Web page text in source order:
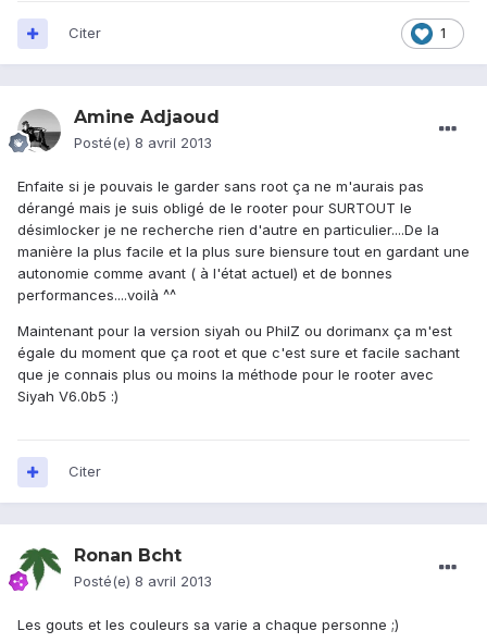
1
Citer
Amine Adjaoud
Posté(e) 8 avril 2013
Enfaite si je pouvais le garder sans root ça ne m'aurais pas
dérangé mais je suis obligé de le rooter pour SURTOUT le
désimlocker je ne recherche rien d'autre en particulier....De la
manière la plus facile et la plus sure biensure tout en gardant une
autonomie comme avant ( à l'état actuel) et de bonnes
performances....voilà ^^
Maintenant pour la version siyah ou PhilZ ou dorimanx ça m'est
égale du moment que ça root et que c'est sure et facile sachant
que je connais plus ou moins la méthode pour le rooter avec
Siyah V6.0b5 :)
Citer
Ronan Bcht
Posté(e) 8 avril 2013
Les gouts et les couleurs sa varie a chaque personne ;)